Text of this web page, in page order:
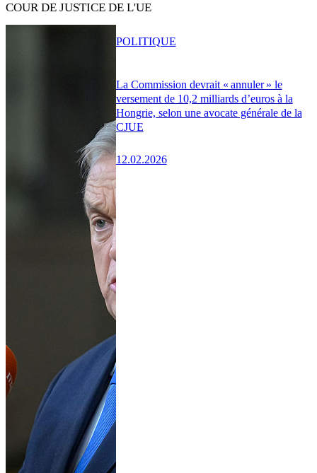
COUR DE JUSTICE DE L'UE
La Commission devrait « annuler » le
versement de 10,2 milliards d’euros à la
Hongrie, selon une avocate générale de la
CJUE
12.02.2026
POLITIQUE